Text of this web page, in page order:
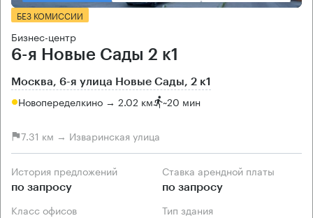
БЕЗ КОМИССИИ
Бизнес-центр
6-я Новые Сады 2 к1
Москва, 6-я улица Новые Сады, 2 к1
Новопеределкино → 2.02 км ~20 мин
7.31 км → Изваринская улица
История предложений
по запросу
Ставка арендной платы
по запросу
Класс офисов Тип здания